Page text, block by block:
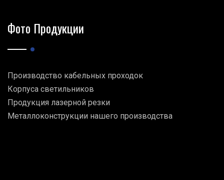
Фото Продукции
Производство кабельных проходок
Корпуса светильников
Продукция лазерной резки
Металлоконструкции нашего производства